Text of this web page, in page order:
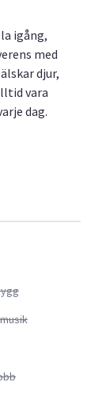
igång,
med
djur,
vara
dag.